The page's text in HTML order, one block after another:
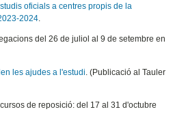
oficials a centres propis de la
2024
del 26 de juliol al 9 de setembre en
les ajudes a l'estudi . (Publicació al Tauler
de reposició: del 17 al 31 d'octubre